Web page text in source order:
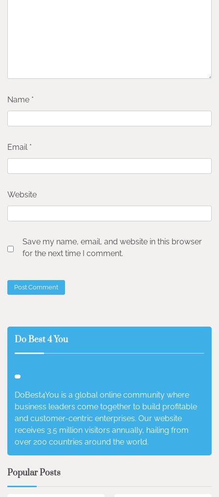
Name *
Email *
Website
Save my name, email, and website in this browser
for the next time I comment.
Do Best 4 You
DoBest4You is a global online community where
business leaders come together to build profitable
and customer-centric enterprises. Our website
receives 3.5 million visitors annually, hailing from
over 200 countries around the world.
Popular Posts